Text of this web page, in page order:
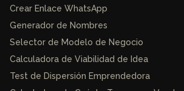
Crear Enlace WhatsApp
Generador de Nombres
Selector de Modelo de Negocio
Calculadora de Viabilidad de Idea
Test de Dispersión Emprendedora